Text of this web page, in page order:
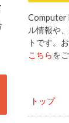
Computer
ル情報や
トです。
こちらを
トップ